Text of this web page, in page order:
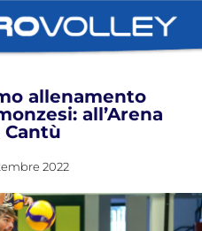
allenamento
all’Arena
2022